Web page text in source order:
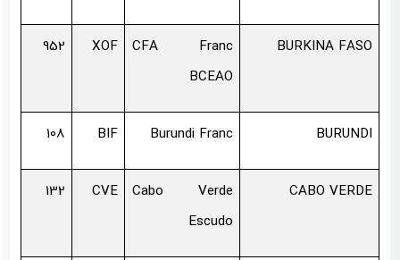
BURKINA FASO
CFA Franc
BCEAO
XOF
952
BURUNDI
Burundi Franc
BIF
108
CABO VERDE
Cabo Verde
Escudo
CVE
132